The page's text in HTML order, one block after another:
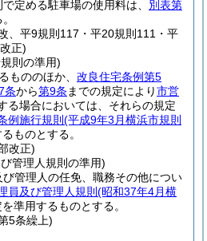
定める駐車場の使用料は、 別表第
、平9規則117・平20規則111・平
正)
則の準用)
もののほか、 改良住宅条例第5
条から第9条 までの規定により市営
る場合においては、それらの規定
例施行規則 (平成9年3月横浜市規則
ものとする。
改正)
管理人規則の準用)
管理人の任免、職務その他につい
員及び管理人規則 (昭和37年4月横
準用するものとする。
5条繰上)